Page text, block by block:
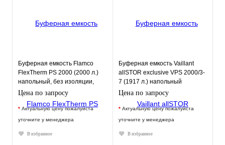
Буферная емкость Flamco
FlexTherm PS 2000 (2000 л.)
напольный, без изоляции,
нерж. сталь
Цена по запросу
* Актуальную цену пожалуйста
уточните у менеджера
В избранное
Буферная емкость Vaillant
allSTOR exclusive VPS 2000/3-
7 (1917 л.) напольный
Цена по запросу
* Актуальную цену пожалуйста
уточните у менеджера
В избранное